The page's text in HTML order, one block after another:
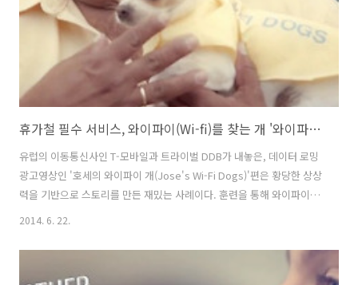
휴가철 필수 서비스, 와이파이(Wi-fi)를 찾는 개 '와이파이 독(Wi-fi Dogs)' - T모바일의 데이터 로밍 광고 영상, 호세의 와이파이 개(Jose's Wifi Dogs) [한글자막]
유럽의 이동통신사인 T-모바일과 트라이벌 DDB가 내놓은, 데이터 로밍
광고영상인 '호세의 와이파이 개(Jose's Wi-Fi Dogs)'편은 황당한 상상
력을 기반으로 스토리를 만든 재밌는 사례이다. 훈련을 통해 와이파이
(Wi-Fi)를 찾을 수 있는 ㅡ물론 실제론 이런 일이 가능할리가 없지만ㅡ 개
멘터리(페이크 다큐멘터리) 영상을 통해 휴가지에서 와이파이를 찾아 다
니는 일이 얼마나 큰 삽질(?)인지를 보여주고, 그냥 마음편히, 정액제 데
2014. 6. 22.